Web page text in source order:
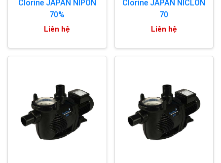
Clorine JAPAN NIPON
70%
Liên hệ
Clorine JAPAN NICLON
70
Liên hệ